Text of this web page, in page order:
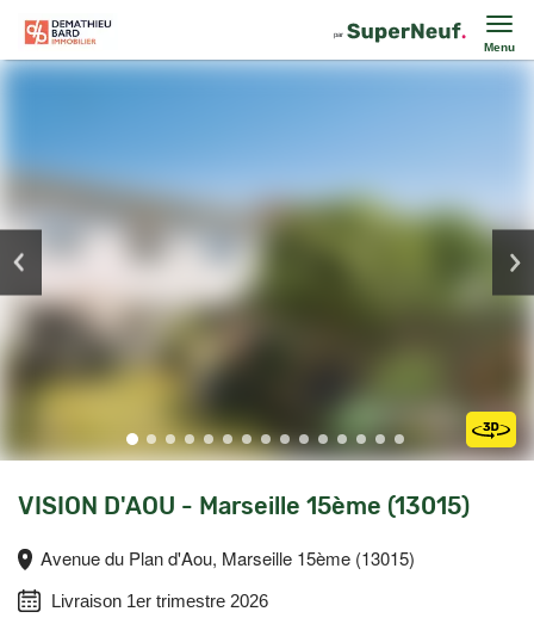
Menu
VISION D'AOU - Marseille 15ème (13015)
Avenue du Plan d'Aou, Marseille 15ème (13015)
Livraison 1er trimestre 2026